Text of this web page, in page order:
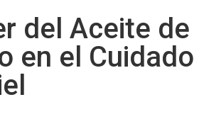
del Aceite de
en el Cuidado